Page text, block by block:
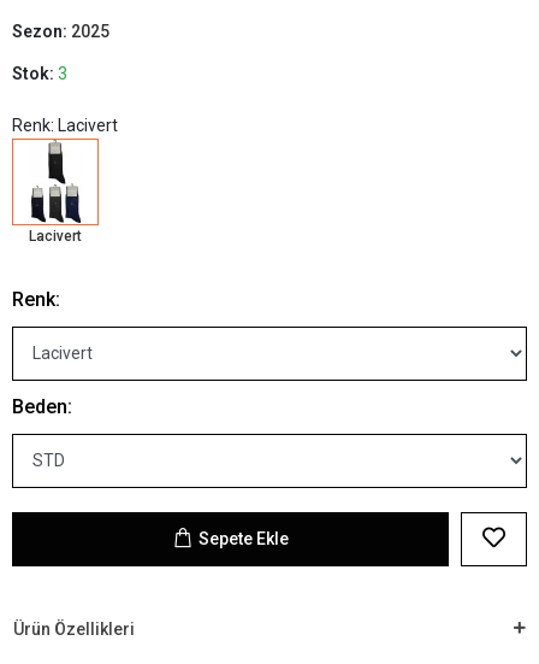
Sezon: 2025
Stok: 3
Renk: Lacivert
Lacivert
Renk:
Beden:
Sepete Ekle
Ürün Özellikleri